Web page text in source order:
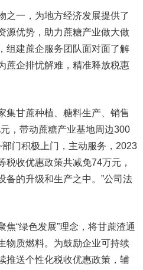
之一，为地方经济发展提供了
源优势，助力蔗糖产业做大做
组建蔗企服务团队面对面了解
蔗企排忧解难，精准释放税惠
集甘蔗种植、糖料生产、销售
，带动蔗糖产业基地周边300
部门积极上门，主动服务，2023
税收优惠政策共减免74万元，
备的升级和生产之中。”公司法
“绿色发展”理念，将甘蔗渣通
物质燃料。为鼓励企业可持续
推送个性化税收优惠政策，辅